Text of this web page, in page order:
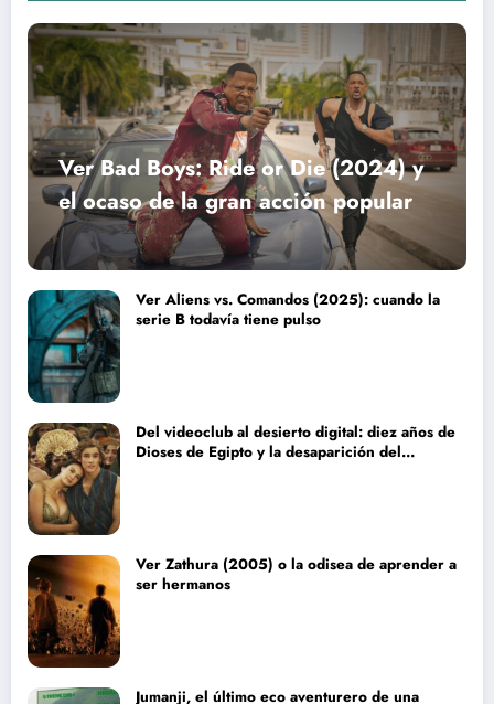
Ver Bad Boys: Ride or Die (2024) y
el ocaso de la gran acción popular
Ver Aliens vs. Comandos (2025): cuando la
serie B todavía tiene pulso
Del videoclub al desierto digital: diez años de
Dioses de Egipto y la desaparición del
Ver Zathura (2005) o la odisea de aprender a
ser hermanos
Jumanji, el último eco aventurero de una